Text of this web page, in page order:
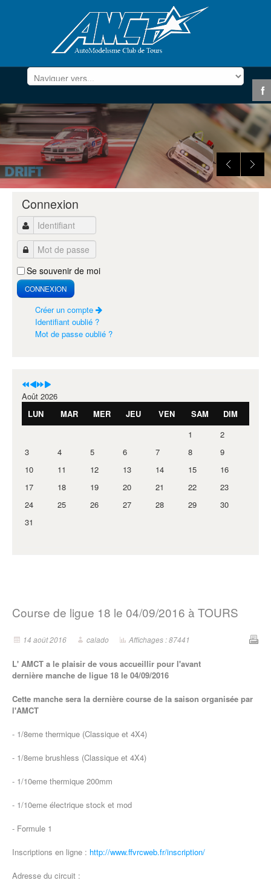
Connexion
Identifiant
Mot de passe
Se souvenir de moi
CONNEXION
Créer un compte
Identifiant oublié ?
Mot de passe oublié ?
Année
précédente
Mois
précédent
Année
suivante
Mois
suivant
Août 2026
LUN
MAR MER JEU VEN SAM
DIM
1
2
3
4 5 6 7 8
9
10
11 12 13 14 15
16
17
18 19 20 21 22
23
24
25 26 27 28 29
30
31
Course de ligue 18 le 04/09/2016 à TOURS
14 août 2016 calado Affichages : 87441
L' AMCT a le plaisir de vous accueillir pour l'avant
dernière manche de ligue 18 le 04/09/2016
Cette manche sera la dernière course de la saison organisée par
l'AMCT
- 1/8eme thermique (Classique et 4X4)
- 1/8eme brushless (Classique et 4X4)
- 1/10eme thermique 200mm
- 1/10eme électrique stock et mod
- Formule 1
Inscriptions en ligne : http://www.ffvrcweb.fr/inscription/
Adresse du circuit :